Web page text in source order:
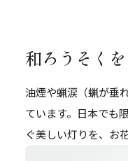
和ろうそく
油煙や蝋涙（蝋が垂
ています。日本でも
ぐ美しい灯りを、お